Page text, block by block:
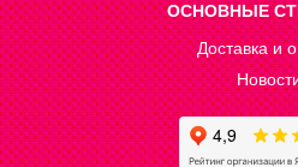
ОСНОВНЫЕ
Доставка и